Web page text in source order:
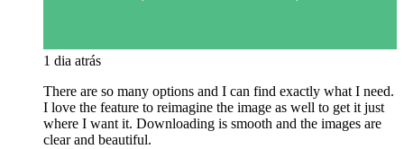
1 dia atrás
There are so many options and I can find exactly what I need.
I love the feature to reimagine the image as well to get it just
where I want it. Downloading is smooth and the images are
clear and beautiful.